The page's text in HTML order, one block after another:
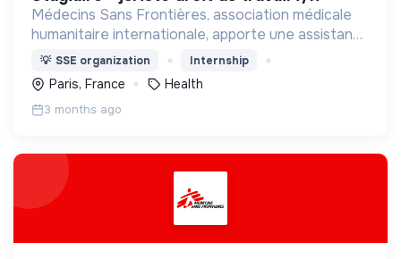
Médecins Sans Frontières, association médicale
humanitaire internationale, apporte une assistance
médicale à des populations dont la vie est
menacée.
💡 SSE organization Internship
Paris, France Health
3 months ago